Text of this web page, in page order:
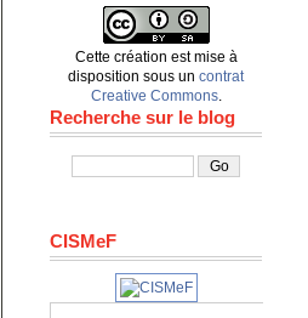
Cette création est mise à
disposition sous un contrat
Creative Commons.
Recherche sur le blog
CISMeF